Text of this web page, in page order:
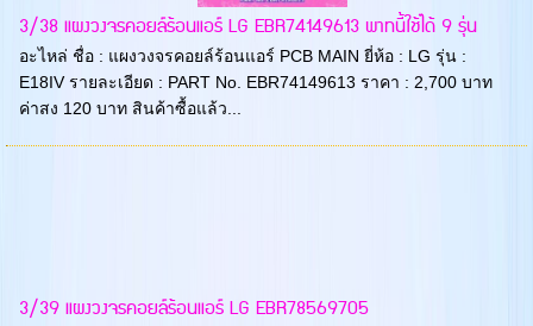
3/38 แผงวงจรคอยล์ร้อนแอร์ LG EBR74149613 พาทนี้ใช้ได้ 9 รุ่น
อะไหล่ ชื่อ : แผงวงจรคอยล์ร้อนแอร์ PCB MAIN ยี่ห้อ : LG รุ่น :
E18IV รายละเอียด : PART No. EBR74149613 ราคา : 2,700 บาท
ค่าสง 120 บาท สินค้าซื้อแล้ว...
3/39 แผงวงจรคอยล์ร้อนแอร์ LG EBR78569705